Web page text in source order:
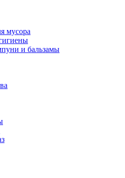
мусора
и бальзамы